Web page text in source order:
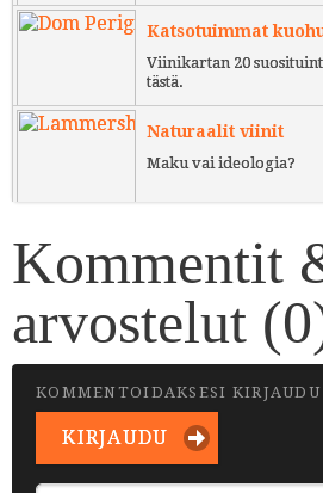
Katsotuimmat
Viinikartan 20
tästä.
Naturaalit viinit
Maku vai ideologia?
Kommentit
arvostelut (0
KOMMENTOIDAKSESI
KIRJAUDU